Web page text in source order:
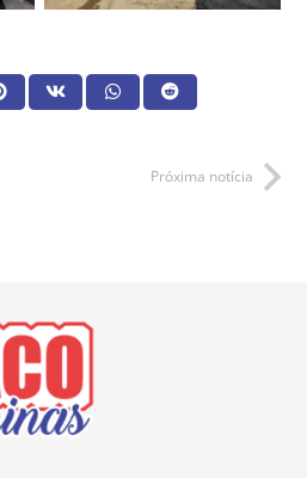
Próxima notícia